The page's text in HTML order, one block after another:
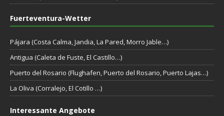
Fuerteventura-Wetter
Pájara (Costa Calma, Jandia, La Pared, Morro Jable…)
Antigua (Caleta de Fuste, El Castillo…)
Puerto del Rosario (Flughafen, Puerto del Rosario, Puerto Lajas…)
La Oliva (Corralejo, El Cotillo …)
Interessante Angebote